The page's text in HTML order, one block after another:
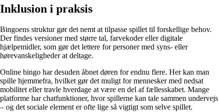
Inklusion i praksis
Bingoens struktur gør det nemt at tilpasse spillet til forskellige behov.
Der findes versioner med større tal, farvekoder eller digitale
hjælpemidler, som gør det lettere for personer med syns- eller
hørevanskeligheder at deltage.
Online bingo har desuden åbnet døren for endnu flere. Her kan man
spille hjemmefra, hvilket gør det muligt for mennesker med nedsat
mobilitet eller travle hverdage at være en del af fællesskabet. Mange
platforme har chatfunktioner, hvor spillerne kan tale sammen undervejs
– og det sociale element er ofte lige så vigtigt som selve spillet.